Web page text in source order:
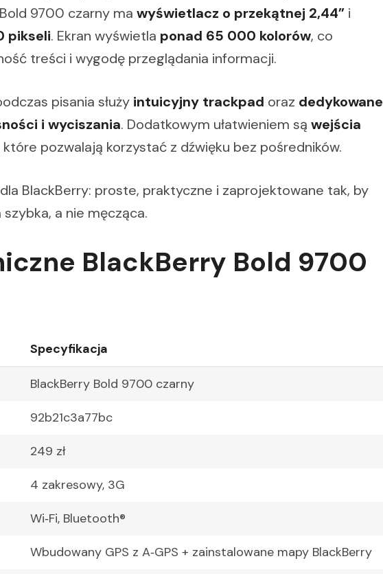
9700 czarny ma wyświetlacz o przekątnej 2,44” i
pikseli. Ekran wyświetla ponad 65 000 kolorów, co
treści i wygodę przeglądania informacji.
pisania służy intuicyjny trackpad oraz dedykowane
i wyciszania. Dodatkowym ułatwieniem są wejścia
które pozwalają korzystać z dźwięku bez pośredników.
BlackBerry: proste, praktyczne i zaprojektowane tak, by
szybka, a nie męcząca.
BlackBerry Bold 9700
Specyfikacja
BlackBerry Bold 9700 czarny
92b21c3a77bc
249 zł
4 zakresowy, 3G
Wi‑Fi, Bluetooth®
Wbudowany GPS z A‑GPS + zainstalowane mapy BlackBerry